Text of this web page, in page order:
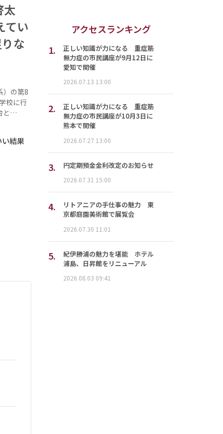
太
てい
な
）の第8
校に行
と…
結果
アクセスランキング
1.
正しい知識が力になる 重症筋
無力症の市民講座が9月12日に
愛知で開催
2026.07.13 13:00
2.
正しい知識が力になる 重症筋
無力症の市民講座が10月3日に
熊本で開催
2026.07.27 13:00
3. 円定期預金金利改定のお知らせ
2026.07.31 15:00
4.
リトアニアの手仕事の魅力 東
京都庭園美術館で展覧会
2026.07.30 11:01
5.
紀伊勝浦の魅力を堪能 ホテル
浦島、日昇館をリニューアル
2026.08.03 09:41